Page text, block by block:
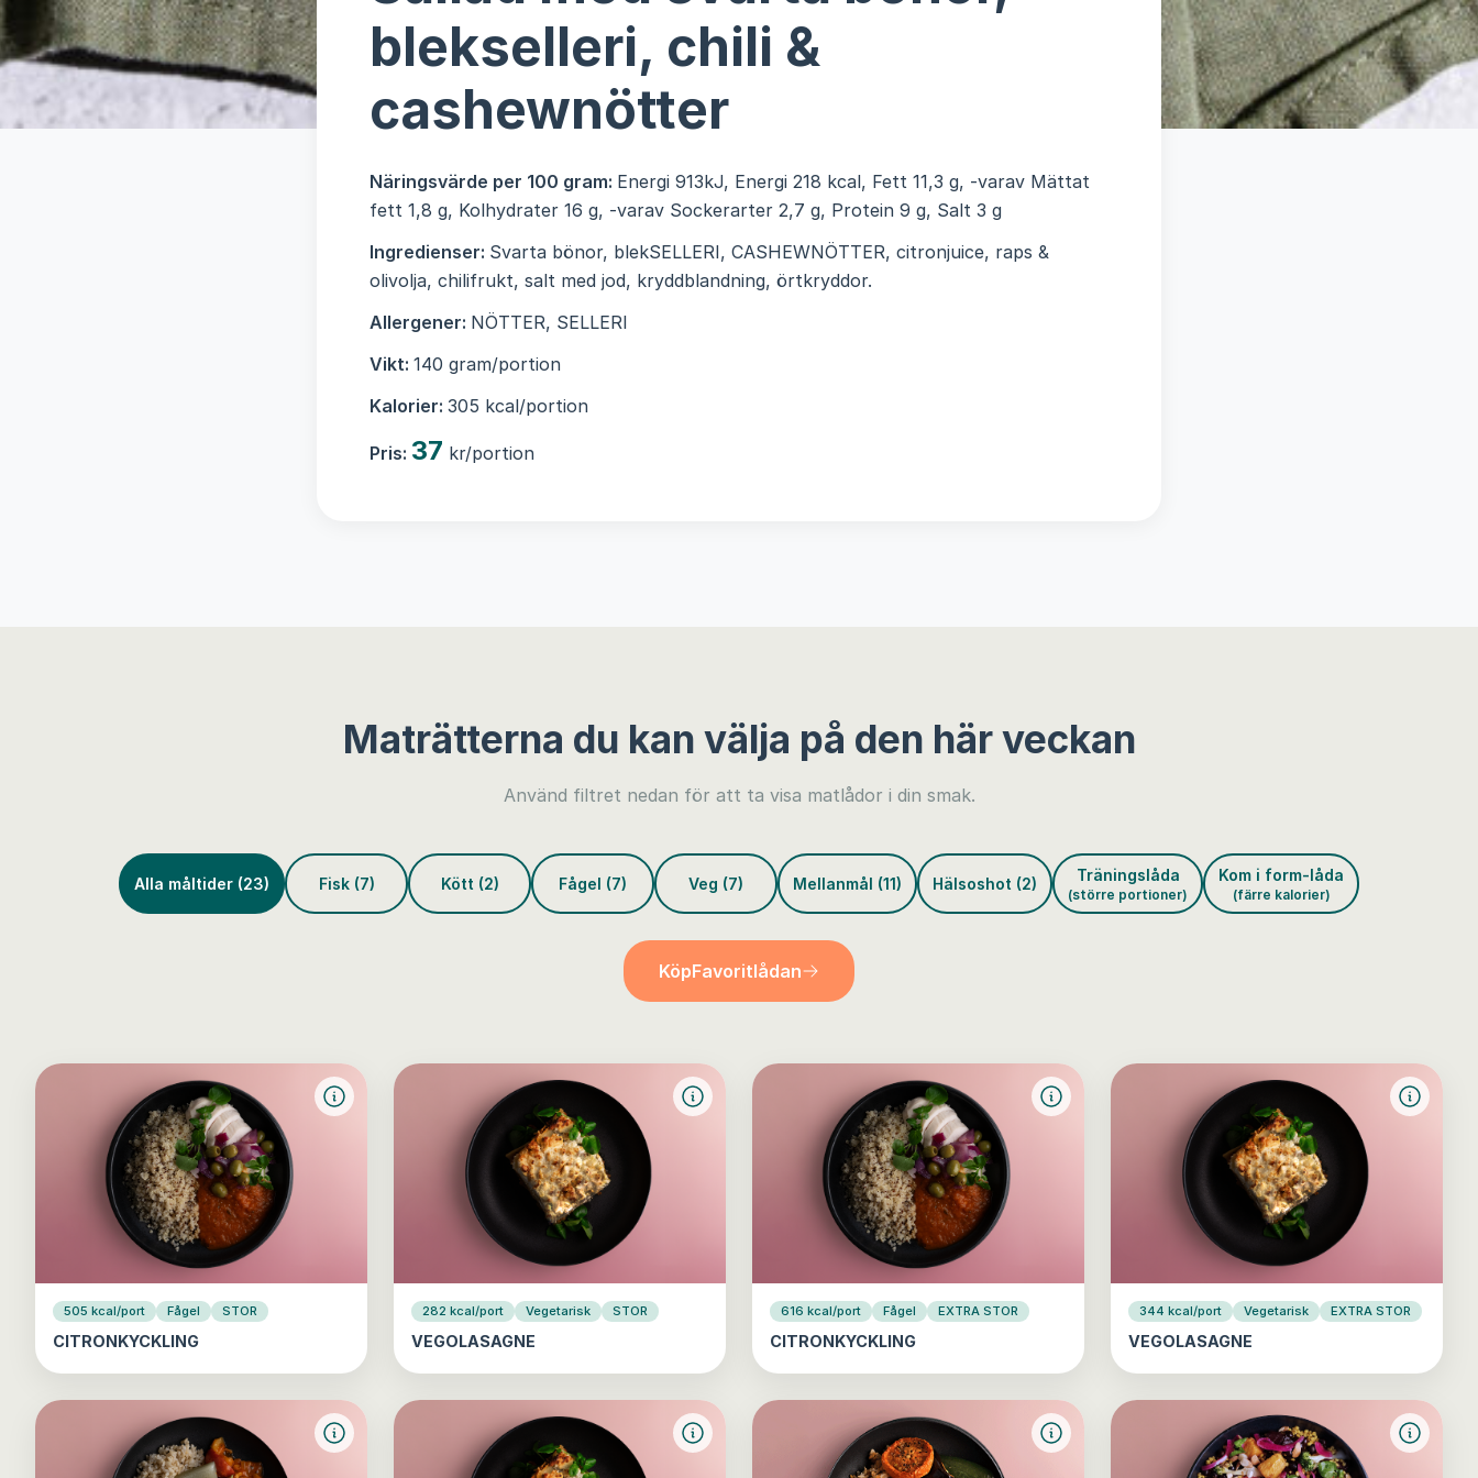
blekselleri, chili &
cashewnötter
Näringsvärde per 100 gram: Energi 913kJ, Energi 218 kcal, Fett 11,3 g, -varav Mättat
fett 1,8 g, Kolhydrater 16 g, -varav Sockerarter 2,7 g, Protein 9 g, Salt 3 g
Ingredienser: Svarta bönor, blekSELLERI, CASHEWNÖTTER, citronjuice, raps &
olivolja, chilifrukt, salt med jod, kryddblandning, örtkryddor.
Allergener: NÖTTER, SELLERI
Vikt: 140 gram/portion
Kalorier: 305 kcal/portion
Pris: 37 kr/portion
Maträtterna du kan välja på den här veckan
Använd filtret nedan för att ta visa matlådor i din smak.
Alla måltider (23) Fisk (7) Kött (2) Fågel (7) Veg (7) Mellanmål (11) Hälsoshot (2) Träningslåda
(större portioner)
Kom i form-låda
(färre kalorier)
KöpFavoritlådan
505 kcal/port Fågel STOR
CITRONKYCKLING
282 kcal/port Vegetarisk STOR
VEGOLASAGNE
616 kcal/port Fågel EXTRA STOR
CITRONKYCKLING
344 kcal/port Vegetarisk EXTRA STOR
VEGOLASAGNE